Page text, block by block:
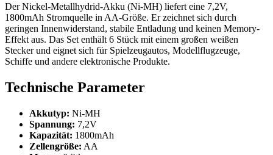
Der Nickel-Metallhydrid-Akku (Ni-MH) liefert eine 7,2V,
1800mAh Stromquelle in AA-Größe. Er zeichnet sich durch
geringen Innenwiderstand, stabile Entladung und keinen Memory-
Effekt aus. Das Set enthält 6 Stück mit einem großen weißen
Stecker und eignet sich für Spielzeugautos, Modellflugzeuge,
Schiffe und andere elektronische Produkte.
Technische Parameter
Akkutyp: Ni-MH
Spannung: 7,2V
Kapazität: 1800mAh
Zellengröße: AA